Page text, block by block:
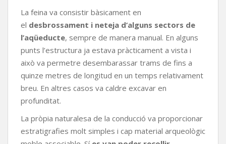
La feina va consistir bàsicament en
el desbrossament i neteja d’alguns sectors de
l’aqüeducte, sempre de manera manual. En alguns
punts l’estructura ja estava pràcticament a vista i
això va permetre desembarassar trams de fins a
quinze metres de longitud en un temps relativament
breu. En altres casos va caldre excavar en
profunditat.
La pròpia naturalesa de la conducció va proporcionar
estratigrafies molt simples i cap material arqueològic